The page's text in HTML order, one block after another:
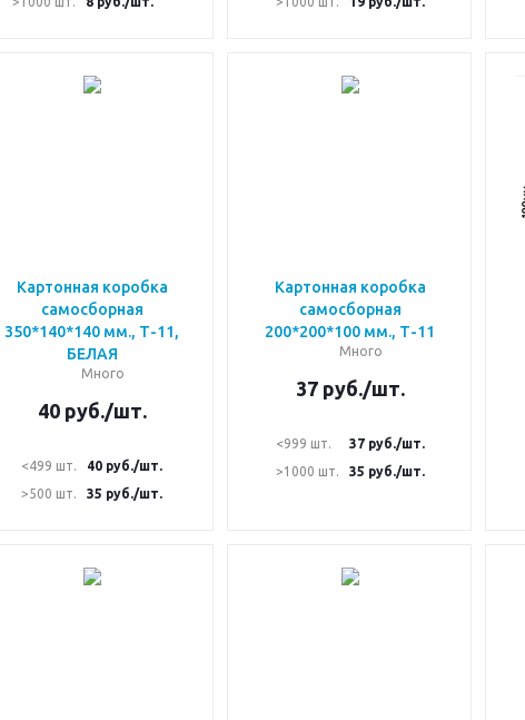
Картонная коробка
самосборная
350*140*140 мм., Т-11,
БЕЛАЯ
Много
40руб./шт.
<499 шт. 40 руб./шт.
>500 шт.
35 руб./шт.
Картонная коробка
самосборная
200*200*100 мм., Т-11
Много
37руб./шт.
<999 шт. 37руб./шт.
>1000 шт.
35 руб./шт.